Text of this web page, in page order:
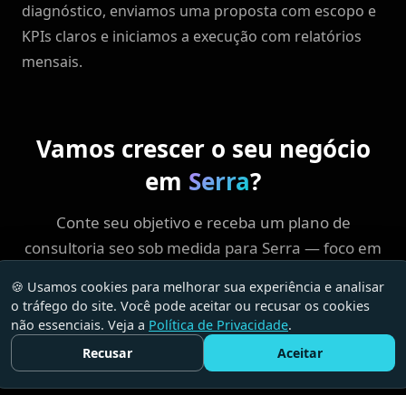
diagnóstico, enviamos uma proposta com escopo e
KPIs claros e iniciamos a execução com relatórios
mensais.
Vamos crescer o seu negócio
em Serra?
Conte seu objetivo e receba um plano de
consultoria seo sob medida para Serra — foco em
Falar com a Wys Enviar e-mail
Fale Conosco
🍪 Usamos cookies para melhorar sua experiência e analisar
o tráfego do site. Você pode aceitar ou recusar os cookies
não essenciais. Veja a Política de Privacidade.
Recusar
Aceitar